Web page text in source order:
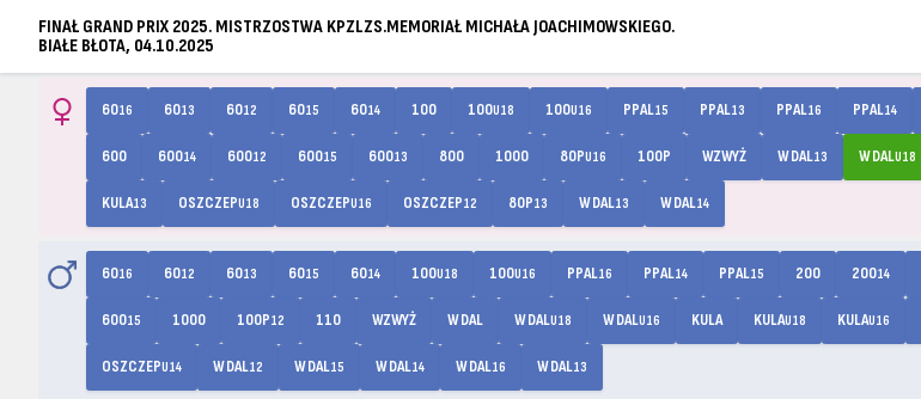
FINAŁ GRAND PRIX 2025. MISTRZOSTWA KPZLZS.MEMORIAŁ MICHAŁA JOACHIMOWSKIEGO.
BIAŁE BŁOTA, 04.10.2025
6016 6013 6012 6015 6014 100 100U18 100U16 PPAL15 PPAL13 PPAL16 PPAL14
600 60014 60012 60015 60013 800 1000 80PU16 100P WZWYŻ W DAL13 W DALU18
KULA13 OSZCZEPU18 OSZCZEPU16 OSZCZEP12 80P13 W DAL13 W DAL14
6016 6012 6013 6015 6014 100U18 100U16 PPAL16 PPAL14 PPAL15 200 20014
60015 1000 100P12 110 WZWYŻ W DAL W DALU18 W DALU16 KULA KULAU18 KULAU16
OSZCZEPU14 W DAL12 W DAL15 W DAL14 W DAL16 W DAL13